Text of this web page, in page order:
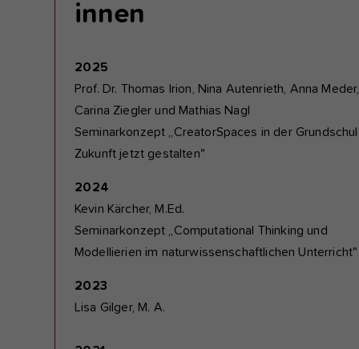
innen
2025
Prof. Dr. Thomas Irion, Nina Autenrieth, Anna Meder,
Carina Ziegler und Mathias Nagl
Seminarkonzept „CreatorSpaces in der
Zukunft jetzt gestalten"
2024
Kevin Kärcher, M.Ed.
Seminarkonzept „Computational Thinking und
Modellierien im naturwissenschaftlichen Unterricht"
2023
Lisa Gilger, M. A.